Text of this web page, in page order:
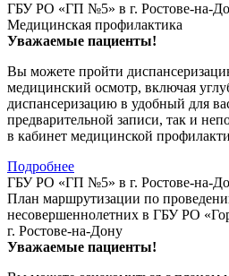
ГБУ РО «ГП №5» в г. Ростове-на-
Медицинская профилактика
Уважаемые пациенты!
Вы можете пройти
медицинский осмотр, включая
диспансеризацию в удобный для
предварительной записи, так и
в кабинет медицинской
Подробнее
ГБУ РО «ГП №5» в г. Ростове-на-
План маршрутизации по
несовершеннолетних в ГБУ РО
г. Ростове-на-Дону
Уважаемые пациенты!